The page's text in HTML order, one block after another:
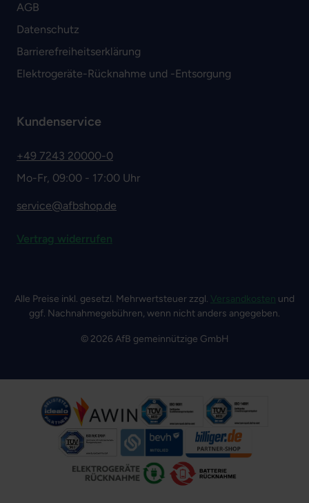
AGB
Datenschutz
Barrierefreiheitserklärung
Elektrogeräte-Rücknahme und -Entsorgung
Kundenservice
+49 7243 20000-0
Mo-Fr, 09:00 - 17:00 Uhr
service@afbshop.de
Vertrag widerrufen
Alle Preise inkl. gesetzl. Mehrwertsteuer zzgl. Versandkosten und
ggf. Nachnahmegebühren, wenn nicht anders angegeben.
© 2026 AfB gemeinnützige GmbH